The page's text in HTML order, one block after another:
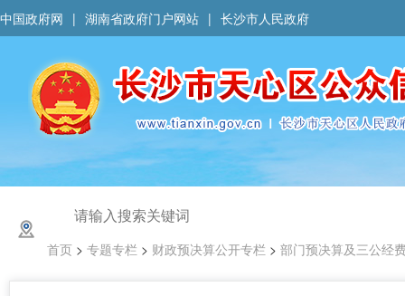
中国政府网 | 湖南省政府门户网站 | 长沙市人民政府
首页 > 专题专栏 > 财政预决算公开专栏 > 部门预决算及三公经